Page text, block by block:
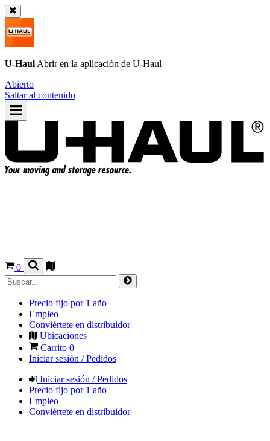
U-Haul Abrir en la aplicación de U-Haul
Abierto
Saltar al contenido
0
Precio fijo por 1 año
Empleo
Conviértete en distribuidor
Ubicaciones
Carrito 0
Iniciar sesión / Pedidos
Iniciar sesión / Pedidos
Precio fijo por 1 año
Empleo
Conviértete en distribuidor